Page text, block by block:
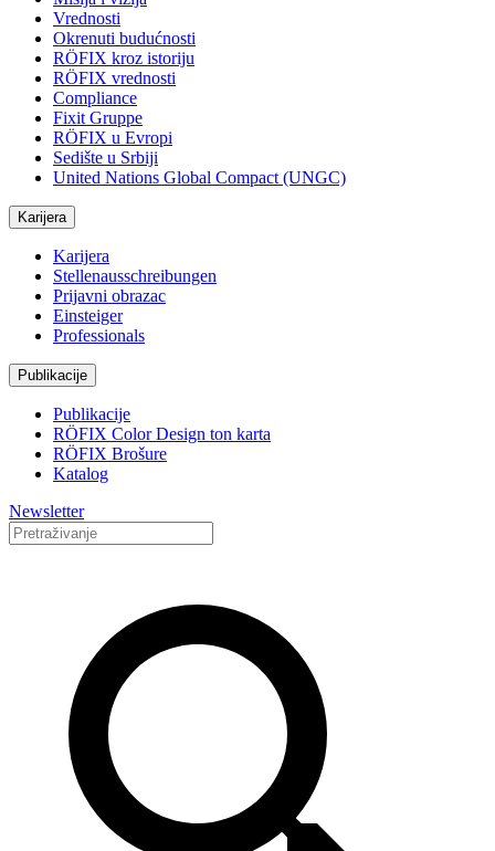
Vrednosti
Okrenuti budućnosti
RÖFIX kroz istoriju
RÖFIX vrednosti
Compliance
Fixit Gruppe
RÖFIX u Evropi
Sedište u Srbiji
United Nations Global Compact (UNGC)
Karijera
Karijera
Stellenausschreibungen
Prijavni obrazac
Einsteiger
Professionals
Publikacije
Publikacije
RÖFIX Color Design ton karta
RÖFIX Brošure
Katalog
Newsletter